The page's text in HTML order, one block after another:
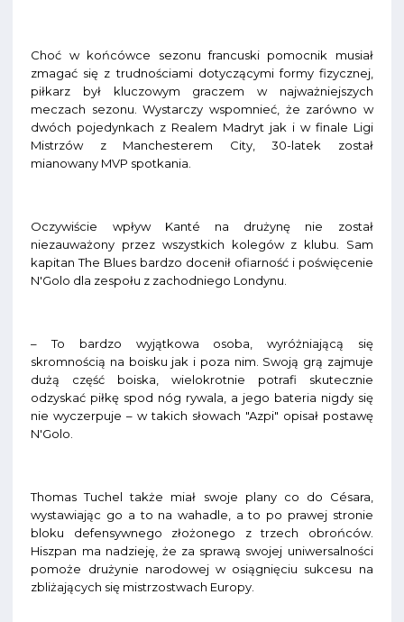
Choć w końcówce sezonu francuski pomocnik musiał
zmagać się z trudnościami dotyczącymi formy fizycznej,
piłkarz był kluczowym graczem w najważniejszych
meczach sezonu. Wystarczy wspomnieć, że zarówno w
dwóch pojedynkach z Realem Madryt jak i w finale Ligi
Mistrzów z Manchesterem City, 30-latek został
mianowany MVP spotkania.
Oczywiście wpływ Kanté na drużynę nie został
niezauważony przez wszystkich kolegów z klubu. Sam
kapitan The Blues bardzo docenił ofiarność i poświęcenie
N'Golo dla zespołu z zachodniego Londynu.
– To bardzo wyjątkowa osoba, wyróżniającą się
skromnością na boisku jak i poza nim. Swoją grą zajmuje
dużą część boiska, wielokrotnie potrafi skutecznie
odzyskać piłkę spod nóg rywala, a jego bateria nigdy się
nie wyczerpuje – w takich słowach "Azpi" opisał postawę
N'Golo.
Thomas Tuchel także miał swoje plany co do Césara,
wystawiając go a to na wahadle, a to po prawej stronie
bloku defensywnego złożonego z trzech obrońców.
Hiszpan ma nadzieję, że za sprawą swojej uniwersalności
pomoże drużynie narodowej w osiągnięciu sukcesu na
zbliżających się mistrzostwach Europy.